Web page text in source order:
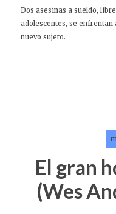
Dos asesinas a sueldo,
adolescentes, se
nuevo sujeto.
El gran
(Wes